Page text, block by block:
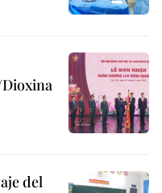
del